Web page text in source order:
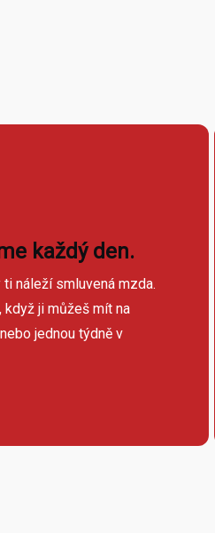
každý den.
náleží smluvená mzda.
když ji můžeš mít na
jednou týdně v